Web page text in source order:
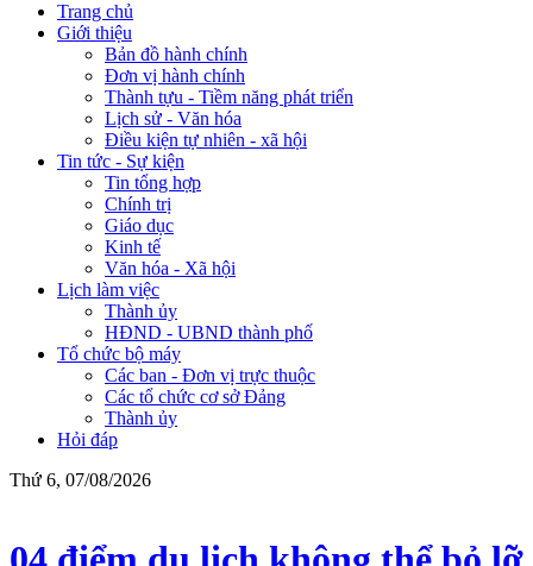
Trang chủ
Giới thiệu
Bản đồ hành chính
Đơn vị hành chính
Thành tựu - Tiềm năng phát triển
Lịch sử - Văn hóa
Điều kiện tự nhiên - xã hội
Tin tức - Sự kiện
Tin tổng hợp
Chính trị
Giáo dục
Kinh tế
Văn hóa - Xã hội
Lịch làm việc
Thành ủy
HĐND - UBND thành phố
Tổ chức bộ máy
Các ban - Đơn vị trực thuộc
Các tổ chức cơ sở Đảng
Thành ủy
Hỏi đáp
Thứ 6, 07/08/2026